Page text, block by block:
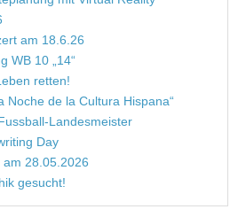
am 18.6.26
WB 10 „14“
retten!
Noche de la Cultura Hispana“
Landesmeister
Day
am 28.05.2026
gesucht!